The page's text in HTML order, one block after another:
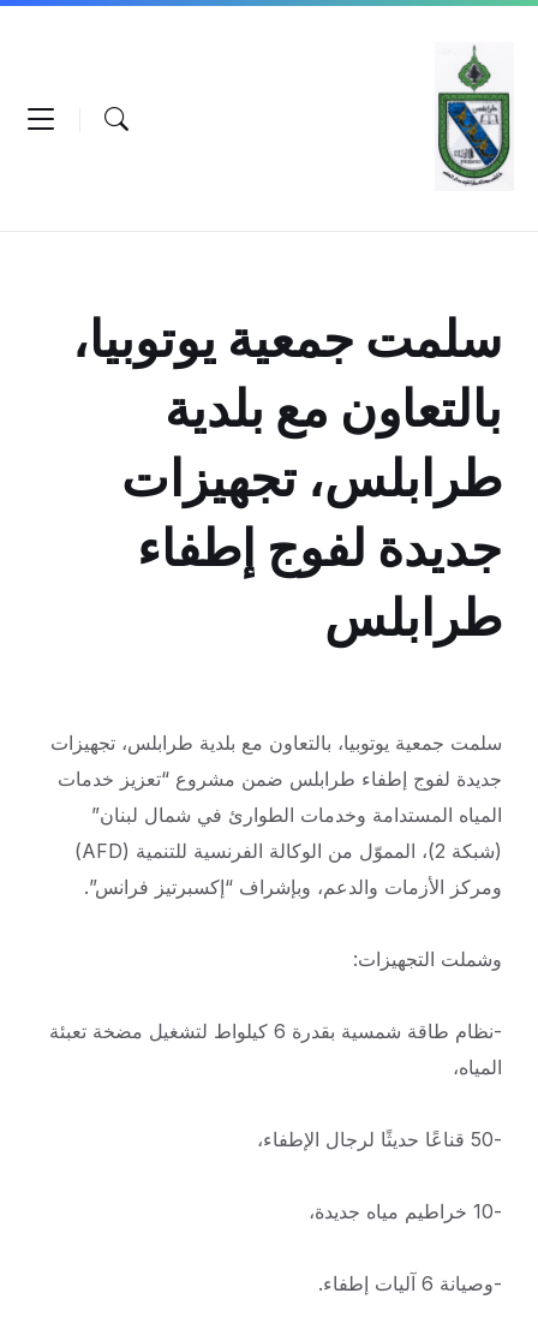
Skip
content
Skip
navigation
Skip
سلمت جمعية يوتوبيا،
بالتعاون مع بلدية
طرابلس، تجهيزات
جديدة لفوج إطفاء
طرابلس
سلمت جمعية يوتوبيا، بالتعاون مع بلدية طرابلس، تجهيزات
جديدة لفوج إطفاء طرابلس ضمن مشروع “تعزيز خدمات
المياه المستدامة وخدمات الطوارئ في شمال لبنان”
(شبكة 2)، المموّل من الوكالة الفرنسية للتنمية (AFD)
ومركز الأزمات والدعم، وبإشراف “إكسبرتيز فرانس”.
وشملت التجهيزات:
-نظام طاقة شمسية بقدرة 6 كيلواط لتشغيل مضخة تعبئة
المياه،
-50 قناعًا حديثًا لرجال الإطفاء،
-10 خراطيم مياه جديدة،
-وصيانة 6 آليات إطفاء.